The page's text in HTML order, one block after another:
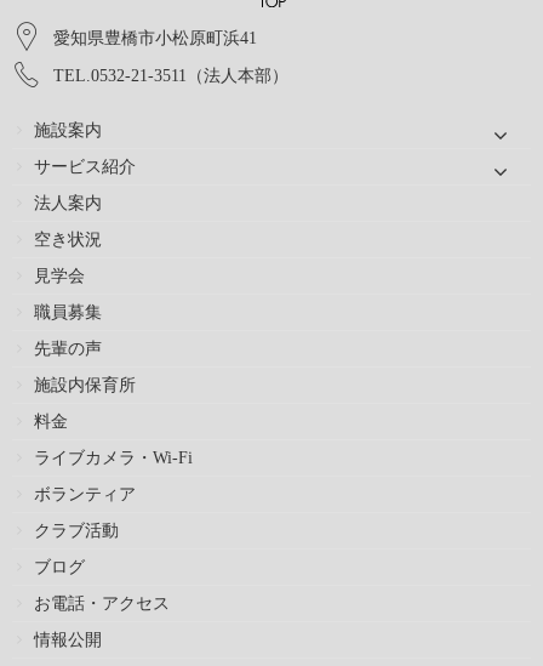
愛知県豊橋市小松原町浜41
TEL.0532-21-3511（法人本部）
施設案内
サービス紹介
法人案内
空き状況
見学会
職員募集
先輩の声
施設内保育所
料金
ライブカメラ・Wi-Fi
ボランティア
クラブ活動
ブログ
お電話・アクセス
情報公開